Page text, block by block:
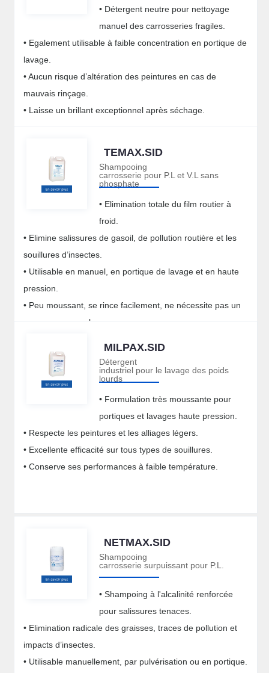
• Détergent neutre pour nettoyage
manuel des carrosseries fragiles.
• Egalement utilisable à faible concentration en portique de
lavage.
• Aucun risque d’altération des peintures en cas de
mauvais rinçage.
• Laisse un brillant exceptionnel après séchage.
TEMAX.SID
Shampooing
carrosserie pour P.L et V.L sans
phosphate
• Elimination totale du film routier à
froid.
• Elimine salissures de gasoil, de pollution routière et les
souillures d’insectes.
• Utilisable en manuel, en portique de lavage et en haute
pression.
• Peu moussant, se rince facilement, ne nécessite pas un
essuyage manuel.
MILPAX.SID
Détergent
industriel pour le lavage des poids
lourds
• Formulation très moussante pour
portiques et lavages haute pression.
• Respecte les peintures et les alliages légers.
• Excellente efficacité sur tous types de souillures.
• Conserve ses performances à faible température.
NETMAX.SID
Shampooing
carrosserie surpuissant pour P.L.
• Shampoing à l'alcalinité renforcée
pour salissures tenaces.
• Elimination radicale des graisses, traces de pollution et
impacts d’insectes.
• Utilisable manuellement, par pulvérisation ou en portique.